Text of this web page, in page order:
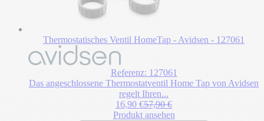
Thermostatisches Ventil HomeTap - Avidsen - 127061
Referenz: 127061
Das angeschlossene Thermostatventil Home Tap von Avidsen
regelt Ihren...
Sonderpreis
16,90 € Regulärer Preis
57,90 €
Produkt ansehen